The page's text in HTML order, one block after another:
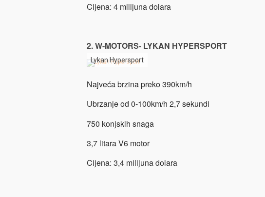
Cijena: 4 milijuna dolara
2. W-MOTORS- LYKAN HYPERSPORT
Lykan Hypersport
Najveća brzina preko 390km/h
Ubrzanje od 0-100km/h 2,7 sekundi
750 konjskih snaga
3,7 litara V6 motor
Cijena: 3,4 milijuna dolara